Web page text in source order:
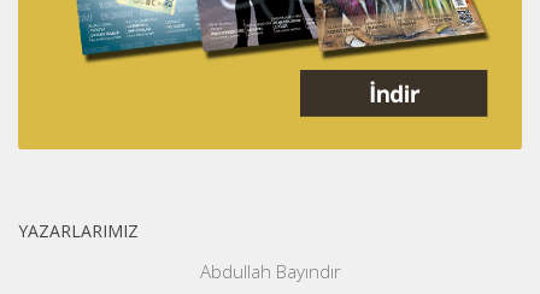
YAZARLARIMIZ
Abdullah Bayındır